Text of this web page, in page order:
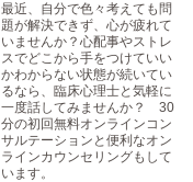
最近、自分で色々考えても問
題が解決できず、心が疲れて
いませんか？心配事やストレ
スでどこから手をつけていい
かわからない状態が続いてい
るなら、臨床心理士と気軽に
一度話してみませんか？ 30
分の初回無料オンラインコン
サルテーションと便利なオン
ラインカウンセリングもして
います。